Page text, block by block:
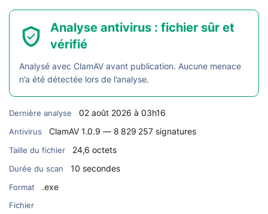
Analyse antivirus : fichier sûr et
vérifié
Analysé avec ClamAV avant publication. Aucune menace
n’a été détectée lors de l’analyse.
Dernière analyse 02 août 2026 à 03h16
Antivirus ClamAV 1.0.9 — 8 829 257 signatures
Taille du fichier 24,6 octets
Durée du scan 10 secondes
Format .exe
Fichier